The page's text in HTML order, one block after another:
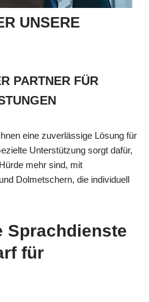
UNSERE
PARTNER FÜR
eine zuverlässige Lösung für
Unterstützung sorgt dafür,
mehr sind, mit
Dolmetschern, die individuell
Sprachdienste
für